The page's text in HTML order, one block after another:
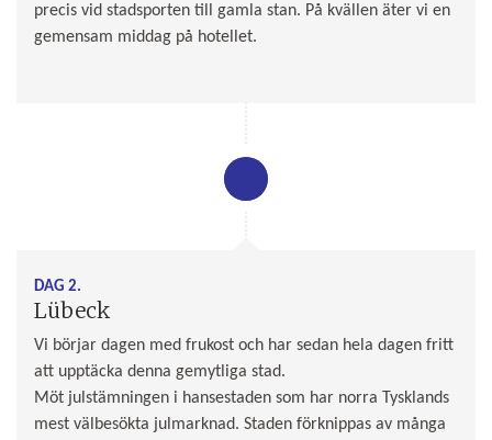
precis vid stadsporten till gamla stan. På kvällen äter vi en
gemensam middag på hotellet.
DAG 2.
Lübeck
Vi börjar dagen med frukost och har sedan hela dagen fritt
att upptäcka denna gemytliga stad.
Möt julstämningen i hansestaden som har norra Tysklands
mest välbesökta julmarknad. Staden förknippas av många